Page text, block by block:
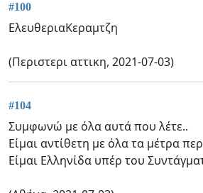
#100
ΕλευθεριαΚεραμτζη
(Περιστερι αττικη, 2021-07-03)
#104
Συμφωνώ με όλα αυτά που λέτε..
Είμαι αντίθετη με όλα τα μέτρα
Είμαι Ελληνίδα υπέρ του